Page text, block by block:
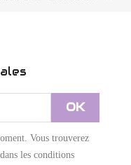
Vous trouverez
les conditions